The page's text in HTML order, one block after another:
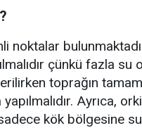
noktalar
çünkü fazla su
toprağın
Ayrıca,
kök bölgesine su